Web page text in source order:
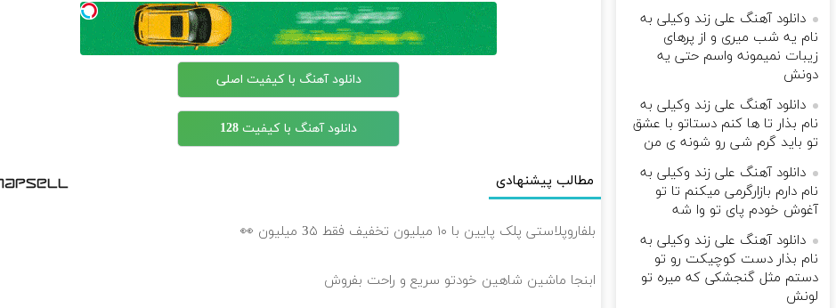
دانلود آهنگ با کیفیت اصلی
دانلود آهنگ با کیفیت 128
مطالب پیشنهادی
بلفاروپلاستی پلک پایین با ۱۰ میلیون تخفیف فقط 3۵ میلیون 👀
ابنجا ماشین شاهین خودتو سریع و راحت بفروش
دانلود آهنگ علی زند وکیلی به
نام یه شب میرى و از پرهای
زيبات نمیمونه واسم حتی یه
دونش
دانلود آهنگ علی زند وکیلی به
نام بذار تا ها كنم دستاتو با عشق
تو باید گرم شی رو شونه ى من
دانلود آهنگ علی زند وکیلی به
نام دارم بازارگرمی میكنم تا تو
آغوش خودم پای تو وا شه
دانلود آهنگ علی زند وکیلی به
نام بذار دست كوچیكت رو تو
دستم مثل گنجشكی كه میره تو
لونش